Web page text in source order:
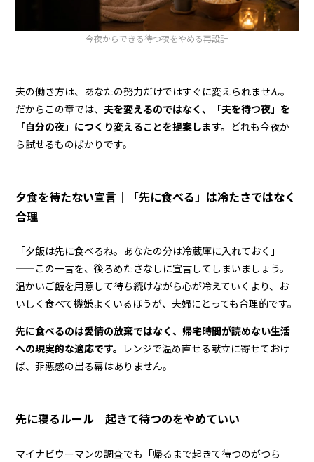
今夜からできる待つ夜をやめる再設計
夫の働き方は、あなたの努力だけではすぐに変えられません。
だからこの章では、夫を変えるのではなく、「夫を待つ夜」を
「自分の夜」につくり変えることを提案します。 どれも今夜か
ら試せるものばかりです。
夕食を待たない宣言｜「先に食べる」は冷たさではなく
合理
「夕飯は先に食べるね。あなたの分は冷蔵庫に入れておく」
——この一言を、後ろめたさなしに宣言してしまいましょう。
温かいご飯を用意して待ち続けながら心が冷えていくより、お
いしく食べて機嫌よくいるほうが、夫婦にとっても合理的です。
先に食べるのは愛情の放棄ではなく、帰宅時間が読めない生活
への現実的な適応です。 レンジで温め直せる献立に寄せておけ
ば、罪悪感の出る幕はありません。
先に寝るルール｜起きて待つのをやめていい
マイナビウーマンの調査でも「帰るまで起きて待つのがつら